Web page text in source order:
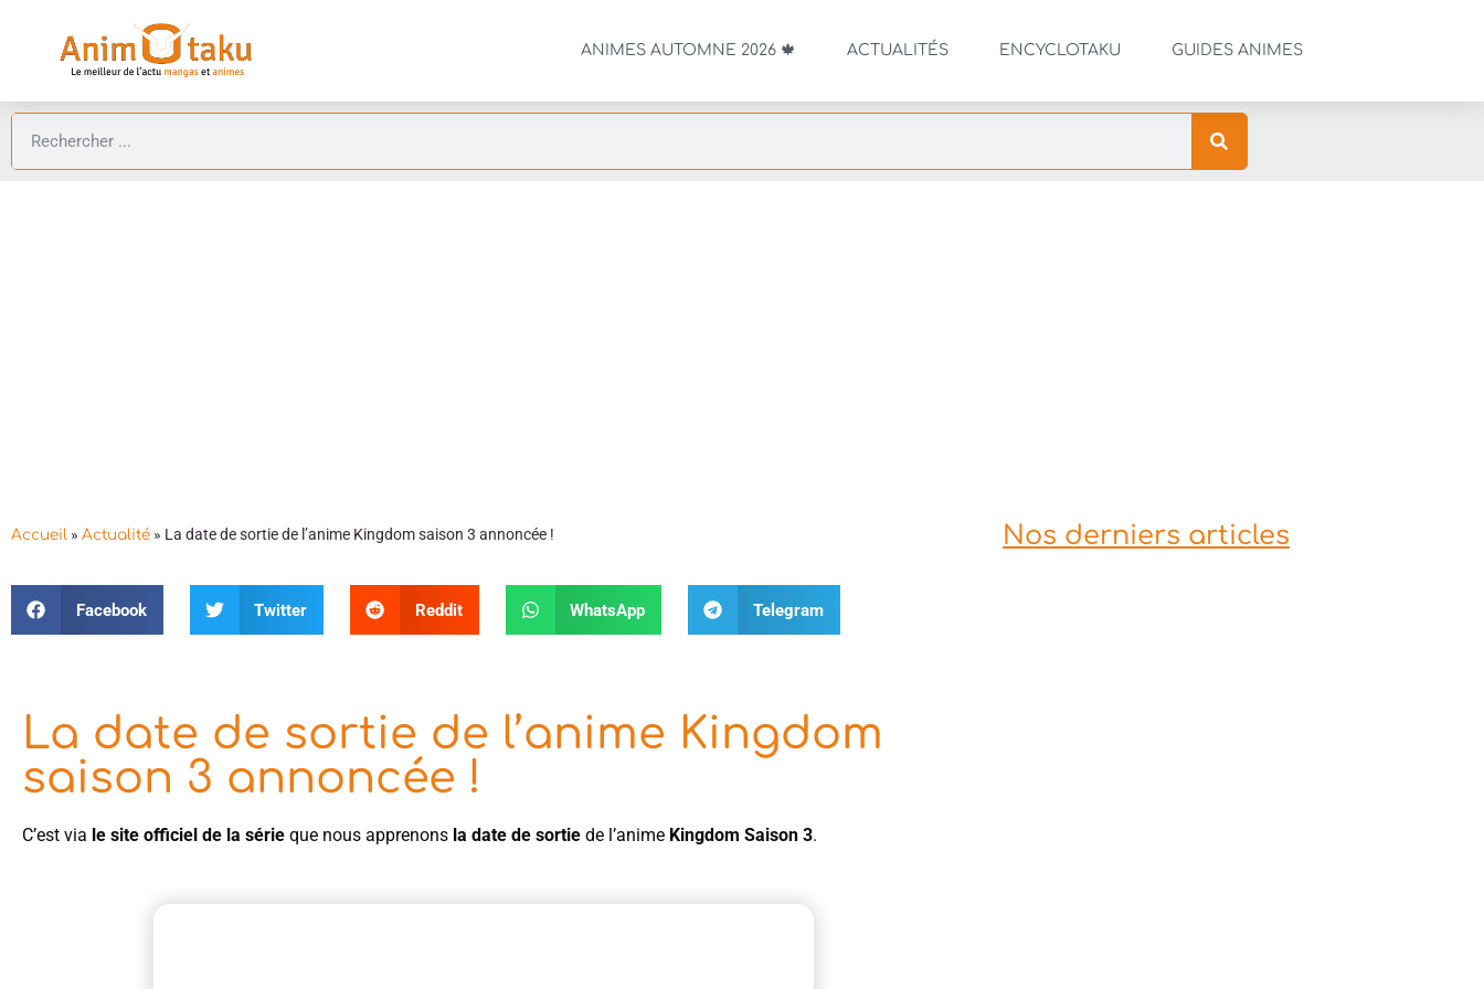
ANIMES AUTOMNE 2026 🍁 ACTUALITÉS ENCYCLOTAKU GUIDES ANIMES
Accueil » Actualité » La date de sortie de l’anime Kingdom saison 3 annoncée !
Facebook Twitter Reddit WhatsApp Telegram
La date de sortie de l’anime Kingdom
saison 3 annoncée !
C’est via le site officiel de la série que nous apprenons la date de sortie de l’anime Kingdom Saison 3.
Nos derniers articles